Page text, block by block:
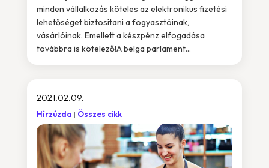
minden vállalkozás köteles az elektronikus fizetési
lehetőséget biztosítani a fogyasztóinak,
vásárlóinak. Emellett a készpénz elfogadása
továbbra is kötelező!A belga parlament...
2021.02.09.
Hírzúzda Összes cikk